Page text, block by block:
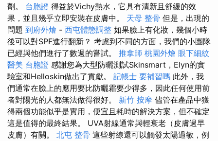
劑。 台胞證 得益於Vichy熱水，它具有清新且舒緩的效
果，並且幾乎立即安裝在皮膚中。 天母 整骨 但是，出現的
問題 到府外燴 - 西屯體態調整 如果臉上有化妝，幾個小時
後可以對SPF進行翻新？ 考慮到不同的方面，我們的小團隊
已經與他們進行了數週的嘗試。 推拿師 桃園外燴 眼下細紋
醫美 台胞證 感謝您為大型防曬測試Skinsmart，Elyn的實
驗室和Helloskin做出了貢獻。 記帳士 要補習嗎 此外，我
們通常在臉上的應用要比防曬霜要少得多，因此任何使用前
者對陽光的人都無法做得很好。 新竹 按摩 儘管在產品中獲
得兩個功能似乎是實用，便宜且耗時的解決方案，但不確定
這是值得的最終結果。 UVA射線通常與輕衰老（皮膚過早
皮膚）有關。 北屯 整骨 這些射線還可以觸發太陽過敏，例